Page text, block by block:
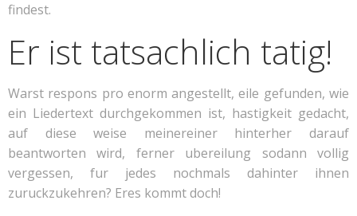
findest.
Er ist tatsachlich tatig!
Warst respons pro enorm angestellt, eile gefunden, wie
ein Liedertext durchgekommen ist, hastigkeit gedacht,
auf diese weise meinereiner hinterher darauf
beantworten wird, ferner ubereilung sodann vollig
vergessen, fur jedes nochmals dahinter ihnen
zuruckzukehren? Eres kommt doch!